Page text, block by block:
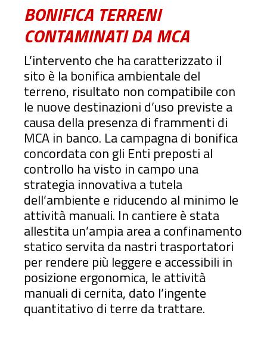
BONIFICA TERRENI
CONTAMINATI DA MCA
L’intervento che ha caratterizzato il
sito è la bonifica ambientale del
terreno, risultato non compatibile con
le nuove destinazioni d’uso previste a
causa della presenza di frammenti di
MCA in banco. La campagna di bonifica
concordata con gli Enti preposti al
controllo ha visto in campo una
strategia innovativa a tutela
dell’ambiente e riducendo al minimo le
attività manuali. In cantiere è stata
allestita un’ampia area a confinamento
statico servita da nastri trasportatori
per rendere più leggere e accessibili in
posizione ergonomica, le attività
manuali di cernita, dato l’ingente
quantitativo di terre da trattare.